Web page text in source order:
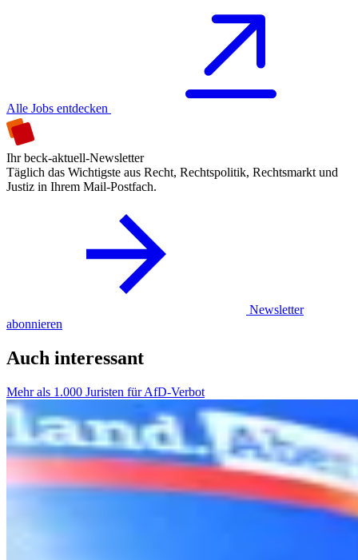
Alle Jobs entdecken
Ihr beck-aktuell-Newsletter
Täglich das Wichtigste aus Recht, Rechtspolitik, Rechtsmarkt und
Justiz in Ihrem Mail-Postfach.
Newsletter
abonnieren
Auch interessant
Mehr als 1.000 Juristen für AfD-Verbot